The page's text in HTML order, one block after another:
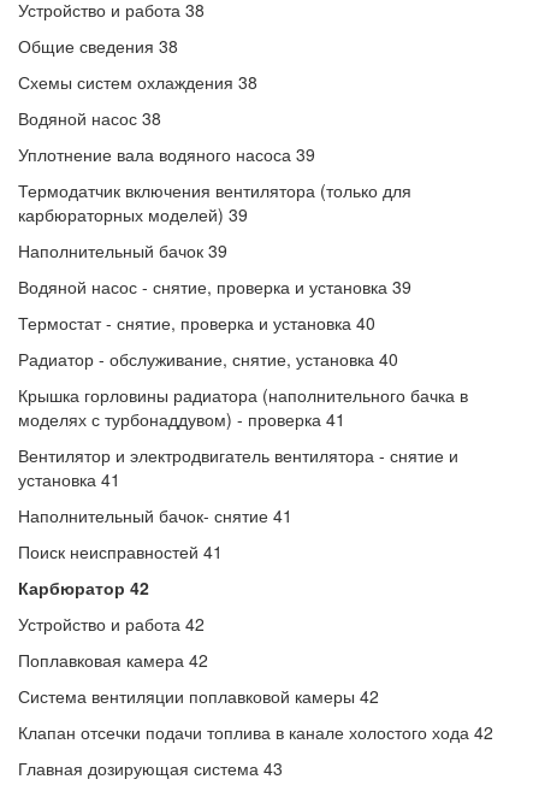
Устройство и работа 38
Общие сведения 38
Схемы систем охлаждения 38
Водяной насос 38
Уплотнение вала водяного насоса 39
Термодатчик включения вентилятора (только для
карбюраторных моделей) 39
Наполнительный бачок 39
Водяной насос - снятие, проверка и установка 39
Термостат - снятие, проверка и установка 40
Радиатор - обслуживание, снятие, установка 40
Крышка горловины радиатора (наполнительного бачка в
моделях с турбонаддувом) - проверка 41
Вентилятор и электродвигатель вентилятора - снятие и
установка 41
Наполнительный бачок- снятие 41
Поиск неисправностей 41
Карбюратор 42
Устройство и работа 42
Поплавковая камера 42
Система вентиляции поплавковой камеры 42
Клапан отсечки подачи топлива в канале холостого хода 42
Главная дозирующая система 43